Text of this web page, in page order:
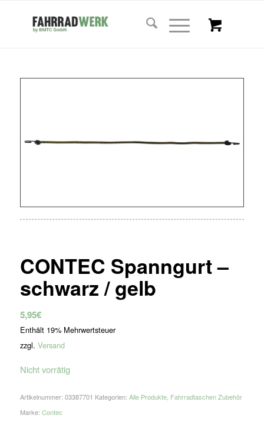
CONTEC Spanngurt –
schwarz / gelb
5,95€
Enthält 19% Mehrwertsteuer
zzgl. Versand
Nicht vorrätig
Artikelnummer: 03387701 Kategorien: Alle Produkte, Fahrradtaschen Zubehör
Marke: Contec